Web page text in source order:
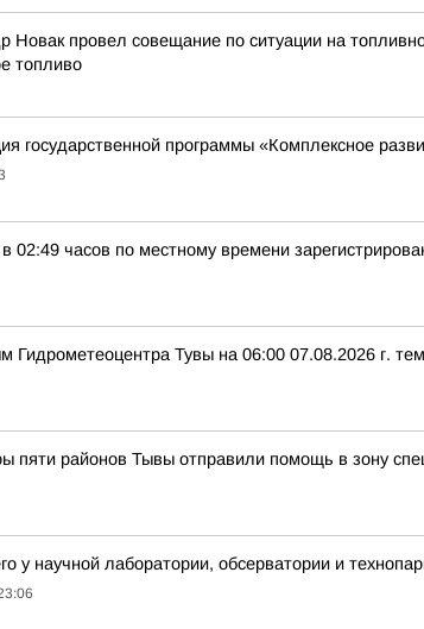
Новак провел совещание по ситуации на
топливо
государственной программы «Комплексное
в 02:49 часов по местному времени
Гидрометеоцентра Тувы на 06:00 07.08.2026 г.
пяти районов Тывы отправили помощь в зону
у научной лаборатории, обсерватории и